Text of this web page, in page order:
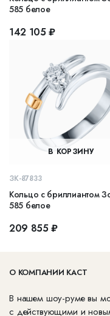
585 белое
142 105 ₽
В КОРЗИНУ
ЗК-87833
Кольцо с бриллиантом
585 белое
209 855 ₽
О КОМПАНИИ КАСТ
В нашем шоу-руме вы
с действующими и